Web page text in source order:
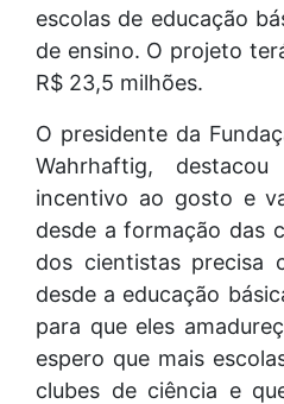
escolas de educação
de ensino. O projeto
R$ 23,5 milhões.
O presidente da
Wahrhaftig,
incentivo ao gosto e
desde a formação das
dos cientistas precisa
desde a educação
para que eles
espero que mais
clubes de ciência e